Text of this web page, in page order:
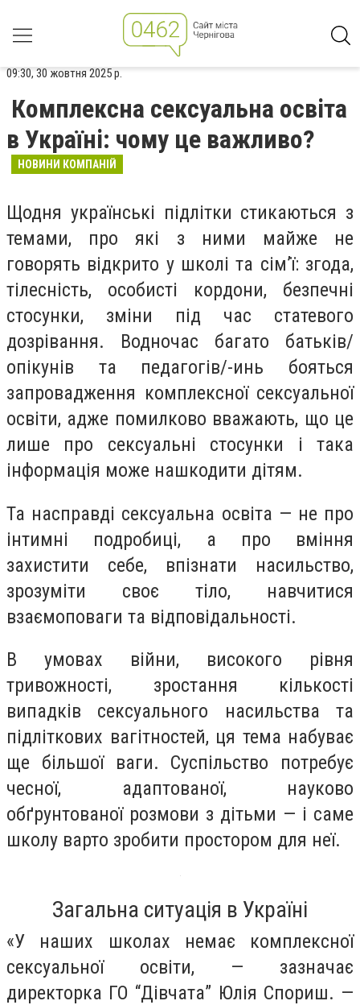
09:30, 30 жовтня 2025 р.
Комплексна сексуальна освіта
в Україні: чому це важливо?
НОВИНИ КОМПАНІЙ
Щодня українські підлітки стикаються з
темами, про які з ними майже не
говорять відкрито у школі та сім’ї: згода,
тілесність, особисті кордони, безпечні
стосунки, зміни під час статевого
дозрівання. Водночас багато батьків/
опікунів та педагогів/-инь бояться
запровадження комплексної сексуальної
освіти, адже помилково вважають, що це
лише про сексуальні стосунки і така
інформація може нашкодити дітям.
Та насправді сексуальна освіта — не про
інтимні подробиці, а про вміння
захистити себе, впізнати насильство,
зрозуміти своє тіло, навчитися
взаємоповаги та відповідальності.
В умовах війни, високого рівня
тривожності, зростання кількості
випадків сексуального насильства та
підліткових вагітностей, ця тема набуває
ще більшої ваги. Суспільство потребує
чесної, адаптованої, науково
обґрунтованої розмови з дітьми — і саме
школу варто зробити простором для неї.
Загальна ситуація в Україні
«У наших школах немає комплексної
сексуальної освіти, — зазначає
директорка ГО “Дівчата” Юлія Спориш. —